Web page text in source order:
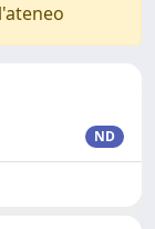
ND